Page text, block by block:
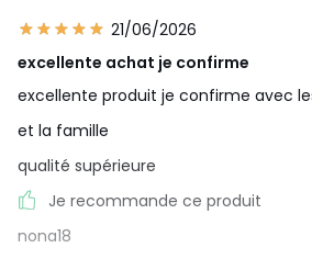
21/06/2026
excellente achat je confirme
excellente produit je confirme avec
et la famille
qualité supérieure
Je recommande ce produit
nona18